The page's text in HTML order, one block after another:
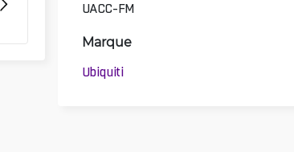
UACC-FM
Marque
Ubiquiti